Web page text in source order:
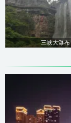
三峡大瀑布